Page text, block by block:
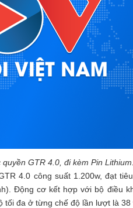
GTR 4.0, đi kèm Pin Lithium.
4.0 công suất 1.200w, đạt
Động cơ kết hợp với bộ điều
tối đa ở từng chế độ lần lượt là 38